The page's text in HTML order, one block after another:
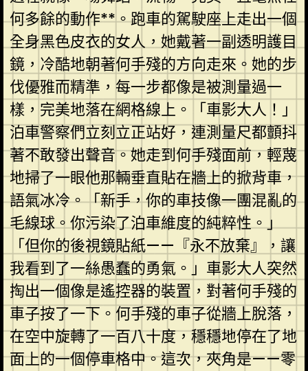
何多餘的動作**。跑車的駕駛座上走出一個
全身黑色皮衣的女人，她戴著一副透明護目
鏡，冷酷地朝著何手殘的方向走來。她的步
伐優雅而精準，每一步都像是被測量過一
樣，完美地落在網格線上。「車影大人！」
泊車警察們立刻立正站好，連測量尺都顫抖
著不敢發出聲音。她走到何手殘面前，輕蔑
地掃了一眼他那輛垂直貼在牆上的掀背車，
語氣冰冷。「新手，你的車技像一團混亂的
毛線球。你污染了泊車維度的純粹性。」
「但你的後視鏡貼紙——『永不放棄』，讓
我看到了一絲愚蠢的勇氣。」車影大人突然
掏出一個像是遙控器的裝置，對著何手殘的
車子按了一下。何手殘的車子從牆上脫落，
在空中旋轉了一百八十度，穩穩地停在了地
面上的一個停車格中。這次，夾角是——零